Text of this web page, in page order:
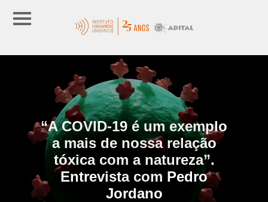
“A COVID-19 é um exemplo
a mais de nossa relação
tóxica com a natureza”.
Entrevista com Pedro
Jordano